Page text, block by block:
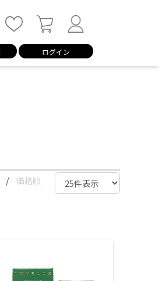
ログイン
/ 価格順